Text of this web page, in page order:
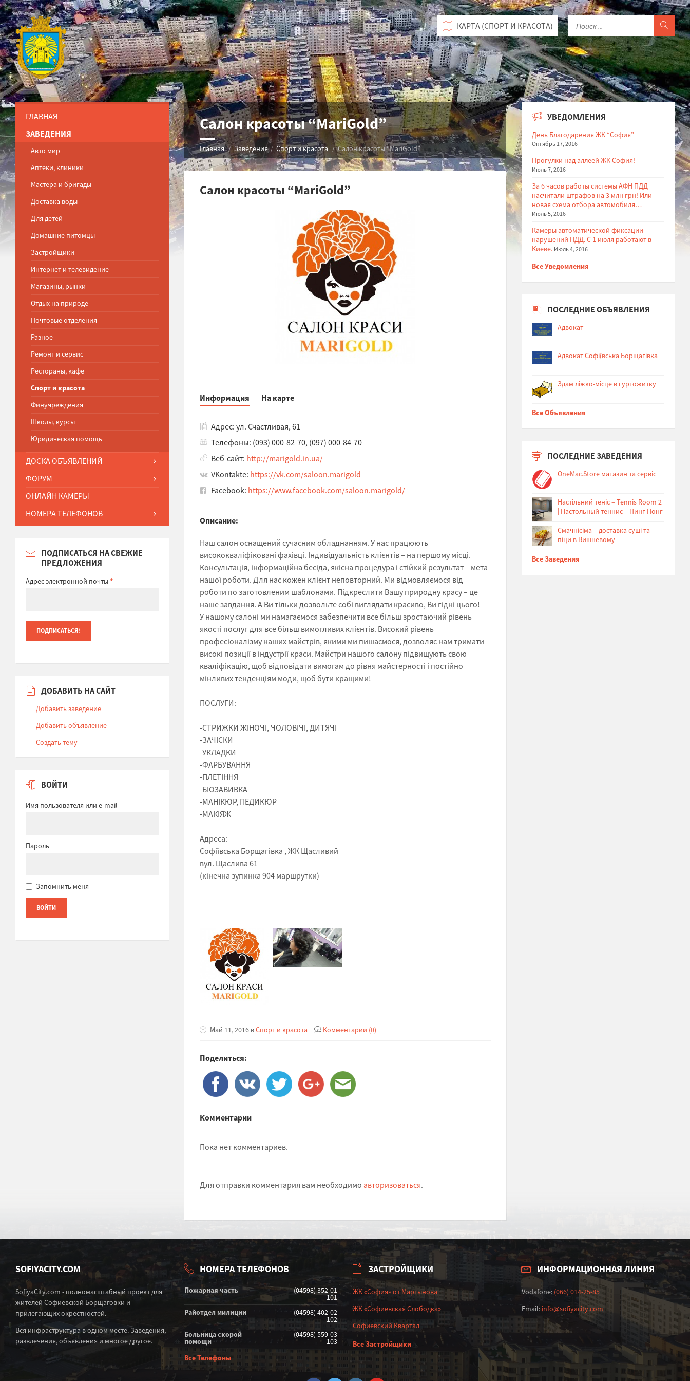
КАРТА (СПОРТ И КРАСОТА)
Салон красоты “MariGold”
Главная Заведения Спорт и красота Салон красоты “MariGold”
Салон красоты “MariGold”
Информация На карте
Адрес: ул. Счастливая, 61
Телефоны: (093) 000-82-70, (097) 000-84-70
Веб-сайт: http://marigold.in.ua/
VKontakte: https://vk.com/saloon.marigold
Facebook: https://www.facebook.com/saloon.marigold/
Описание:
Наш салон оснащений сучасним обладнанням. У нас працюють
висококваліфіковані фахівці. Індивідуальність клієнтів – на першому місці.
Консультація, інформаційна бесіда, якісна процедура і стійкий результат – мета
нашої роботи. Для нас кожен клієнт неповторний. Ми відмовляємося від
роботи по заготовленим шаблонами. Підкреслити Вашу природну красу – це
наше завдання. А Ви тільки дозвольте собі виглядати красиво, Ви гідні цього!
У нашому салоні ми намагаємося забезпечити все більш зростаючий рівень
якості послуг для все більш вимогливих клієнтів. Високий рівень
професіоналізму наших майстрів, якими ми пишаємося, дозволяє нам тримати
високі позиції в індустрії краси. Майстри нашого салону підвищують свою
кваліфікацію, щоб відповідати вимогам до рівня майстерності і постійно
мінливих тенденціям моди, щоб бути кращими!
ПОСЛУГИ:
-СТРИЖКИ ЖІНОЧІ, ЧОЛОВІЧІ, ДИТЯЧІ
-ЗАЧІСКИ
-УКЛАДКИ
-ФАРБУВАННЯ
-ПЛЕТІННЯ
-БІОЗАВИВКА
-МАНІКЮР, ПЕДИКЮР
-МАКІЯЖ
Адреса:
Софіївська Борщагівка , ЖК Щасливий
вул. Щаслива 61
(кінечна зупинка 904 маршрутки)
Май 11, 2016 вСпорт и красота Комментарии (0)
Поделиться:
Комментарии
Пока нет комментариев.
Для отправки комментария вам необходимо авторизоваться.
ГЛАВНАЯ
ЗАВЕДЕНИЯ
Авто мир
Аптеки, клиники
Мастера и бригады
Доставка воды
Для детей
Домашние питомцы
Застройщики
Интернет и телевидение
Магазины, рынки
Отдых на природе
Почтовые отделения
Разное
Ремонт и сервис
Рестораны, кафе
Спорт и красота
Финучреждения
Школы, курсы
Юридическая помощь
ДОСКА ОБЪЯВЛЕНИЙ
ФОРУМ
ОНЛАЙН КАМЕРЫ
НОМЕРА ТЕЛЕФОНОВ
ПОДПИСАТЬСЯ НА СВЕЖИЕ
ПРЕДЛОЖЕНИЯ
Адрес электронной почты*
ДОБАВИТЬ НА САЙТ
Добавить заведение
Добавить объявление
Создать тему
ВОЙТИ
Имя пользователя или e-mail
Пароль
Запомнить меня
УВЕДОМЛЕНИЯ
День Благодарения ЖК “София”
Октябрь 17, 2016
Прогулки над аллеей ЖК София!
Июль 7, 2016
За 6 часов работы системы АФН ПДД
насчитали штрафов на 3 млн грн! Или
новая схема отбора автомобиля…
Июль 5, 2016
Камеры автоматической фиксации
нарушений ПДД. С 1 июля работают в
Киеве. Июль 4, 2016
Все Уведомления
ПОСЛЕДНИЕ ОБЪЯВЛЕНИЯ
Адвокат
Адвокат Софіївська Борщагівка
Здам ліжко-місце в гуртожитку
Все Объявления
ПОСЛЕДНИЕ ЗАВЕДЕНИЯ
OneMac.Store магазин та сервіс
Настільний теніс – Tennis Room 2
| Настольный теннис – Пинг Понг
Cмачнісіма – доставка суші та
піци в Вишневому
Все Заведения
SOFIYACITY.COM
SofiyaCity.com - полномасштабный проект для
жителей Софиевской Борщаговки и
прилегающих окрестностей.
Вся инфраструктура в одном месте. Заведения,
развлечения, объявления и многое другое.
НОМЕРА ТЕЛЕФОНОВ
Пожарная часть (04598) 352-01
101
Райотдел милиции
(04598) 402-02
102
Больница скорой
помощи
(04598) 559-03
103
Все Телефоны
ЗАСТРОЙЩИКИ
ЖК «София» от Мартынова
ЖК «Софиевская Слободка»
Софиевский Квартал
Все Застройщики
ИНФОРМАЦИОННАЯ ЛИНИЯ
Vodafone: (066) 014-25-85
Email: info@sofiyacity.com